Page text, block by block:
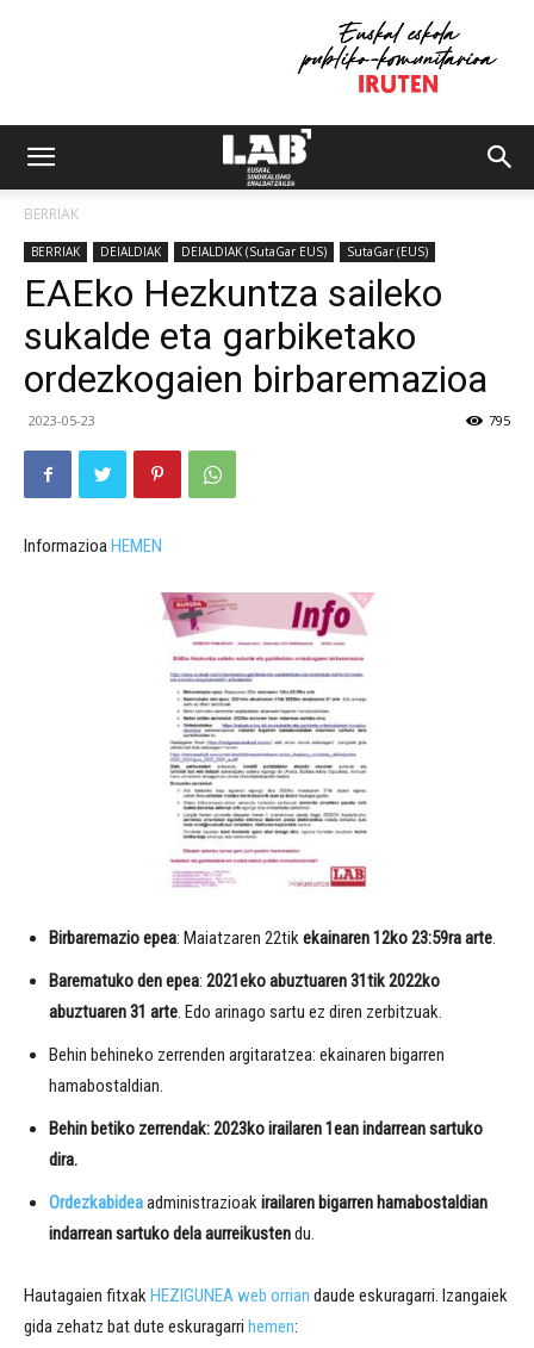
BERRIAK
BERRIAK DEIALDIAK DEIALDIAK (SutaGar EUS) SutaGar (EUS)
EAEko Hezkuntza saileko
sukalde eta garbiketako
ordezkogaien birbaremazioa
2023-05-23 795
InformazioaHEMEN
Birbaremazio epea: Maiatzaren 22tikekainaren 12ko 23:59ra arte.
Barematuko den epea: 2021eko abuztuaren 31tik 2022ko
abuztuaren 31 arte. Edo arinago sartu ez diren zerbitzuak.
Behin behineko zerrenden argitaratzea: ekainaren bigarren
hamabostaldian.
Behin betiko zerrendak: 2023ko irailaren 1ean indarrean sartuko
dira.
Ordezkabideaadministrazioakirailaren bigarren hamabostaldian
indarrean sartuko dela aurreikustendu.
Hautagaien fitxakHEZIGUNEA web orrian daude eskuragarri. Izangaiek
gida zehatz bat dute eskuragarri hemen: